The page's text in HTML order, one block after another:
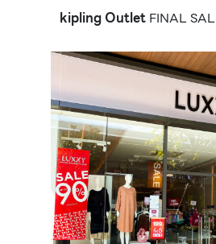
kipling OutletFINAL